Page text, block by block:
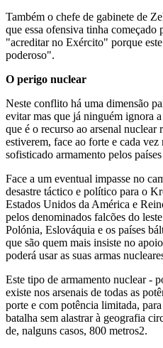
Também o chefe de gabinete de
que essa ofensiva tinha
"acreditar no Exército" porque
poderoso".
O perigo nuclear
Neste conflito há uma dimensão
evitar mas que já ninguém ignora
que é o recurso ao arsenal nuclear
estiverem, face ao forte e cada
sofisticado armamento pelos
Face a um eventual impasse no
desastre táctico e político para o
Estados Unidos da América e
pelos denominados falcões do
Polónia, Eslováquia e os países
que são quem mais insiste no
poderá usar as suas armas
Este tipo de armamento nuclear -
existe nos arsenais de todas as
porte e com potência limitada,
batalha sem alastrar à geografia
de, nalguns casos, 800 metros2.